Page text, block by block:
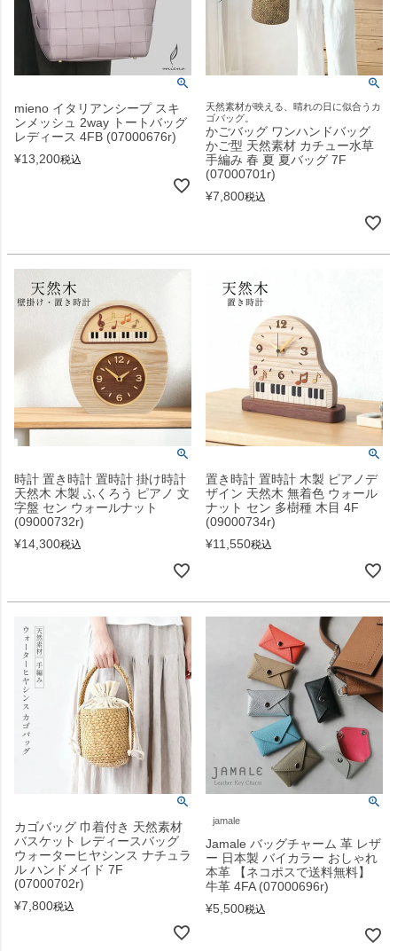
mieno イタリアンシープ スキ
ンメッシュ 2way トートバッグ
レディース 4FB (07000676r)
¥13,200税込
天然素材が映える、晴れの日に似合うカ
ゴバッグ。
かごバッグ ワンハンドバッグ
かご型 天然素材 カチュー水草
手編み 春 夏 夏バッグ 7F
(07000701r)
¥7,800税込
時計 置き時計 置時計 掛け時計
天然木 木製 ふくろう ピアノ 文
字盤 セン ウォールナット
(09000732r)
¥14,300税込
置き時計 置時計 木製 ピアノデ
ザイン 天然木 無着色 ウォール
ナット セン 多樹種 木目 4F
(09000734r)
¥11,550税込
カゴバッグ 巾着付き 天然素材
バスケット レディースバッグ
ウォーターヒヤシンス ナチュラ
ル ハンドメイド 7F
(07000702r)
¥7,800税込
jamale
Jamale バッグチャーム 革 レザ
ー 日本製 バイカラー おしゃれ
本革 【ネコポスで送料無料】
牛革 4FA (07000696r)
¥5,500税込